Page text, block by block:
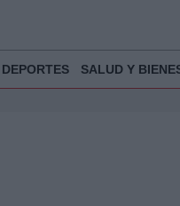
DEPORTES SALUD Y